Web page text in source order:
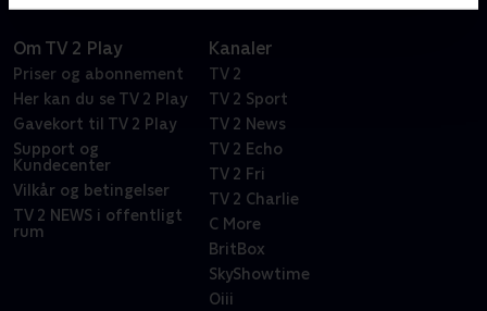
Om TV 2 Play
Priser og abonnement
Her kan du se TV 2 Play
Gavekort til TV 2 Play
Support og
Kundecenter
Vilkår og betingelser
TV 2 NEWS i offentligt
rum
Kanaler
TV 2
TV 2 Sport
TV 2 News
TV 2 Echo
TV 2 Fri
TV 2 Charlie
C More
BritBox
SkyShowtime
Oiii